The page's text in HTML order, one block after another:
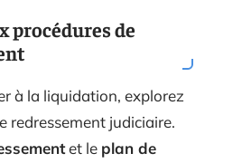
procédures de
à la liquidation, explorez
redressement judiciaire.
et le plan de